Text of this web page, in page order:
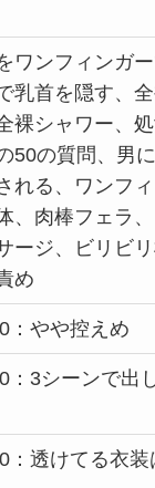
ワンフィンガ
乳首を隠す、
裸シャワー、
50の質問、男
れる、ワンフ
、肉棒フェラ
ージ、ビリビ
め
：やや控えめ
：3シーンで出
：透けてる衣装